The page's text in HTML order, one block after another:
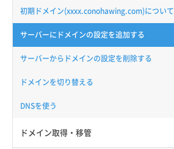
初期ドメイン(xxxx.conohawing.com)について
サーバーにドメインの設定を追加する
サーバーからドメインの設定を削除する
ドメインを切り替える
DNSを使う
ドメイン取得・移管